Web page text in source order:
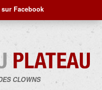
Facebook
CLOWNS